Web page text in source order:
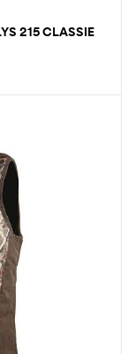
215 CLASSIE